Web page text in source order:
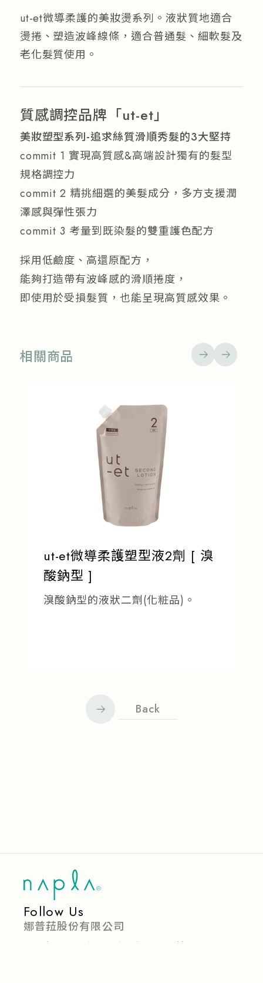
ut-et微導柔護的美妝燙系列。液狀質地適合
燙捲、塑造波峰線條，適合普通髮、細軟髮及
老化髮質使用。
質感調控品牌「ut-et」
美妝塑型系列-追求絲質滑順秀髮的3大堅持
commit 1 實現高質感&高端設計獨有的髮型
規格調控力
commit 2 精挑細選的美髮成分，多方支援潤
澤感與彈性張力
commit 3 考量到既染髮的雙重護色配方
採用低鹼度、高還原配方，
能夠打造帶有波峰感的滑順捲度，
即使用於受損髮質，也能呈現高質感效果。
相關商品
ut-et微導柔護塑型液2劑 [ 溴
酸鈉型 ]
溴酸鈉型的液狀二劑(化粧品)。
Back
Follow Us
娜普菈股份有限公司
台北市中山區建國北路一段126號6樓